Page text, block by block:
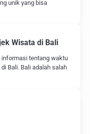
unik yang bisa
Wisata di Bali
informasi tentang waktu
Bali. Bali adalah salah